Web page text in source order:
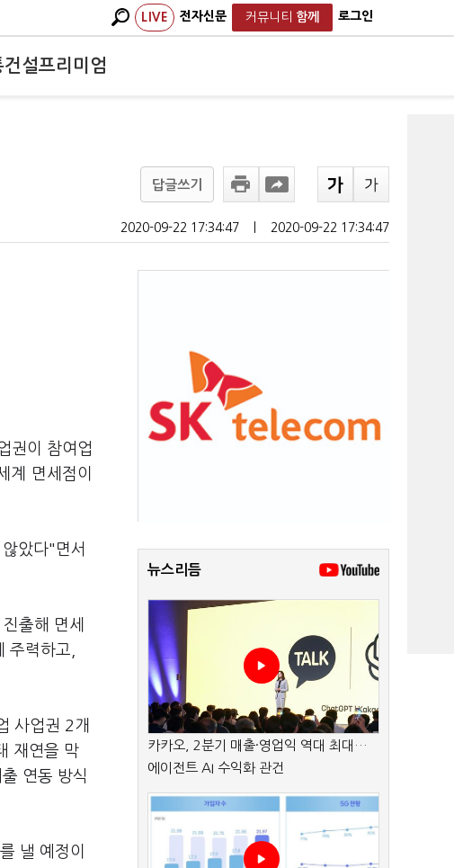
LIVE 전자신문 커뮤니티 함께 로그인
건설프리미엄
답글쓰기
2020-09-22 17:34:47 2020-09-22 17:34:47
권이 참여업
계 면세점이
았다"면서
출해 면세
주력하고,
사업권 2개
재연을 막
연동 방식
낼 예정이
뉴스리듬
카카오, 2분기 매출·영업익 역대 최대…
에이전트 AI 수익화 관건